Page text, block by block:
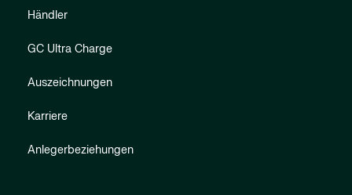
Händler
GC Ultra Charge
Auszeichnungen
Karriere
Anlegerbeziehungen